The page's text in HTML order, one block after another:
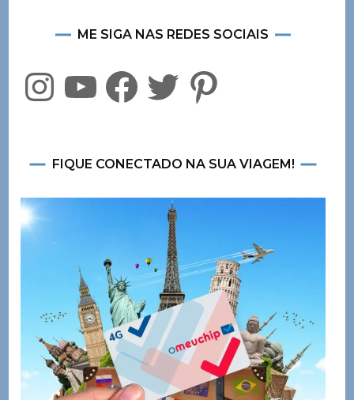
ME SIGA NAS REDES SOCIAIS
InstagramYouTubeFacebookTwitter Pinterest
FIQUE CONECTADO NA SUA VIAGEM!